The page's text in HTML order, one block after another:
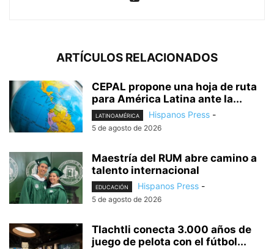
ARTÍCULOS RELACIONADOS
CEPAL propone una hoja de ruta
para América Latina ante la...
LATINOAMÉRICA Hispanos Press -
5 de agosto de 2026
Maestría del RUM abre camino a
talento internacional
EDUCACIÓN Hispanos Press -
5 de agosto de 2026
Tlachtli conecta 3.000 años de
juego de pelota con el fútbol...